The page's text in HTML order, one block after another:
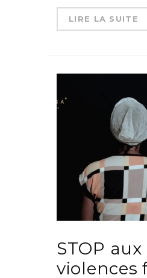
LIRE LA SUITE
STOP aux
violences